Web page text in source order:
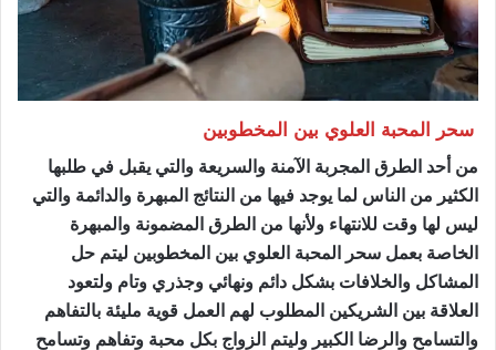
سحر المحبة العلوي بين المخطوبين
من أحد الطرق المجربة الآمنة والسريعة والتي يقبل في طلبها
الكثير من الناس لما يوجد فيها من النتائج المبهرة والدائمة والتي
ليس لها وقت للانتهاء ولأنها من الطرق المضمونة والمبهرة
الخاصة بعمل سحر المحبة العلوي بين المخطوبين ليتم حل
المشاكل والخلافات بشكل دائم ونهائي وجذري وتام ولتعود
العلاقة بين الشريكين المطلوب لهم العمل قوية مليئة بالتفاهم
والتسامح والرضا الكبير وليتم الزواج بكل محبة وتفاهم وتسامح